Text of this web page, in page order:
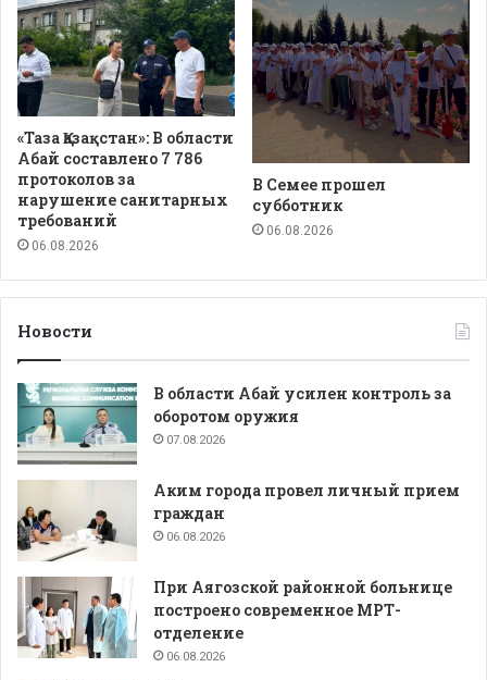
«Таза Қазақстан»: В области
Абай составлено 7 786
протоколов за
нарушение санитарных
требований
06.08.2026
В Семее прошел
субботник
06.08.2026
Новости
В области Абай усилен контроль за
оборотом оружия
07.08.2026
Аким города провел личный прием
граждан
06.08.2026
При Аягозской районной больнице
построено современное МРТ-
отделение
06.08.2026